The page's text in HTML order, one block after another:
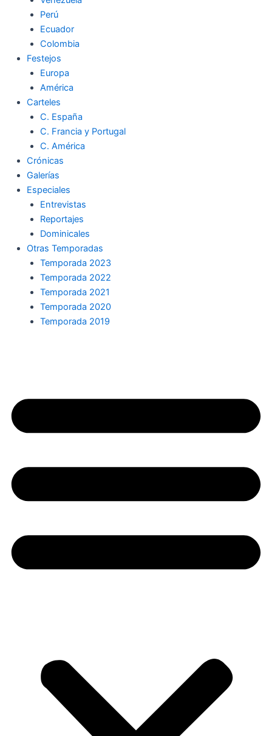
Perú
Ecuador
Colombia
Festejos
Europa
América
Carteles
C. España
C. Francia y Portugal
C. América
Crónicas
Galerías
Especiales
Entrevistas
Reportajes
Dominicales
Otras Temporadas
Temporada 2023
Temporada 2022
Temporada 2021
Temporada 2020
Temporada 2019